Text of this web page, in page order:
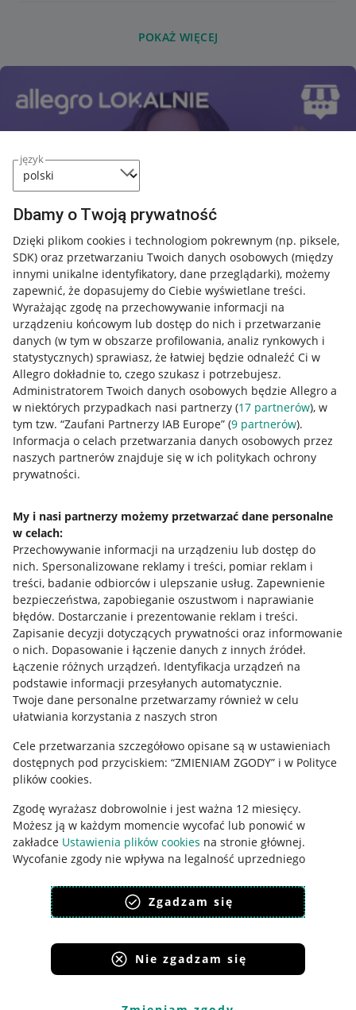
język
Dbamy o Twoją prywatność
Dzięki plikom cookies i technologiom pokrewnym (np. piksele,
SDK) oraz przetwarzaniu Twoich danych osobowych (między
innymi unikalne identyfikatory, dane przeglądarki), możemy
zapewnić, że dopasujemy do Ciebie wyświetlane treści.
Wyrażając zgodę na przechowywanie informacji na
urządzeniu końcowym lub dostęp do nich i przetwarzanie
danych (w tym w obszarze profilowania, analiz rynkowych i
statystycznych) sprawiasz, że łatwiej będzie odnaleźć Ci w
Allegro dokładnie to, czego szukasz i potrzebujesz.
Administratorem Twoich danych osobowych będzie Allegro a
w niektórych przypadkach nasi partnerzy (17 partnerów), w
tym tzw. “Zaufani Partnerzy IAB Europe” (9 partnerów).
Informacja o celach przetwarzania danych osobowych przez
naszych partnerów znajduje się w ich politykach ochrony
prywatności.
My i nasi partnerzy możemy przetwarzać dane personalne
w celach:
Przechowywanie informacji na urządzeniu lub dostęp do
nich. Spersonalizowane reklamy i treści, pomiar reklam i
treści, badanie odbiorców i ulepszanie usług. Zapewnienie
bezpieczeństwa, zapobieganie oszustwom i naprawianie
błędów. Dostarczanie i prezentowanie reklam i treści.
Zapisanie decyzji dotyczących prywatności oraz informowanie
o nich. Dopasowanie i łączenie danych z innych źródeł.
Łączenie różnych urządzeń. Identyfikacja urządzeń na
podstawie informacji przesyłanych automatycznie.
Twoje dane personalne przetwarzamy również w celu
ułatwiania korzystania z naszych stron
Cele przetwarzania szczegółowo opisane są w ustawieniach
dostępnych pod przyciskiem: “ZMIENIAM ZGODY” i w Polityce
plików cookies.
Zgodę wyrażasz dobrowolnie i jest ważna 12 miesięcy.
Możesz ją w każdym momencie wycofać lub ponowić w
zakładce Ustawienia plików cookies na stronie głównej.
Wycofanie zgody nie wpływa na legalność uprzedniego
polityka plików cookies
polityka ochrony prywatności
Zgadzam się
Nie zgadzam się
POKAŻ WIĘCEJ
Przydatne informacje
Jak to działa
Napisz do nas
Allegro Gadane dla kupujących
Mapa miejscowości
Informacje prawne
Regulamin
Polityka plików "cookies"
Ustawienia plików "cookies"
Udostępnianie lokalizacji
Pobierz aplikację
Korzystanie z serwisu oznacza akceptacjęregulaminu